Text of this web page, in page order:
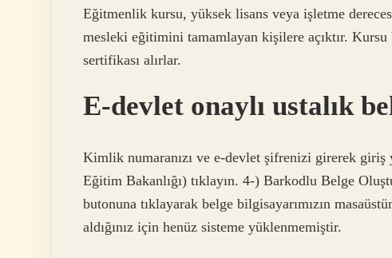
Eğitmenlik kursu, yüksek lisans veya işletme
mesleki eğitimini tamamlayan kişilere açıktır.
sertifikası alırlar.
E-devlet onaylı ustalık
Kimlik numaranızı ve e-devlet şifrenizi girerek
Eğitim Bakanlığı) tıklayın. 4-) Barkodlu Belge
butonuna tıklayarak belge bilgisayarımızın
aldığınız için henüz sisteme yüklenmemiştir.